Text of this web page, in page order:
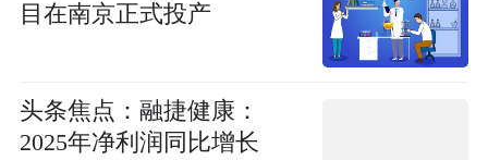
目在南京正式投产
头条焦点：融捷健康：
2025年净利润同比增长